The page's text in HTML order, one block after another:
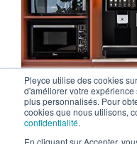
Pleyce utilise des cookies
d'améliorer votre
plus personnalisés. Pour
cookies que nous utilisons,
confidentialité.
En cliquant sur Accepter,